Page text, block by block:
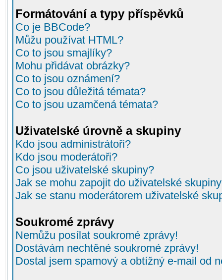
Formátování a typy příspěvků
Co je BBCode?
Můžu používat HTML?
Co to jsou smajlíky?
Mohu přidávat obrázky?
Co to jsou oznámení?
Co to jsou důležitá témata?
Co to jsou uzamčená témata?
Uživatelské úrovně a skupiny
Kdo jsou administrátoři?
Kdo jsou moderátoři?
Co jsou uživatelské skupiny?
Jak se mohu zapojit do uživatelské
Jak se stanu moderátorem uživatelské
Soukromé zprávy
Nemůžu posílat soukromé zprávy!
Dostávám nechtěné soukromé zprávy!
Dostal jsem spamový a obtížný e-mail od